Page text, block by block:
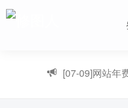
[07-09]网站年